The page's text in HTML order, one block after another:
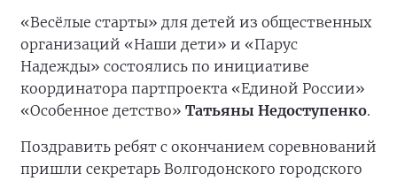
«Весёлые старты» для детей из общественных
организаций «Наши дети» и «Парус
Надежды» состоялись по инициативе
координатора партпроекта «Единой России»
«Особенное детство» Татьяны Недоступенко.
Поздравить ребят с окончанием соревнований
пришли секретарь Волгодонского городского